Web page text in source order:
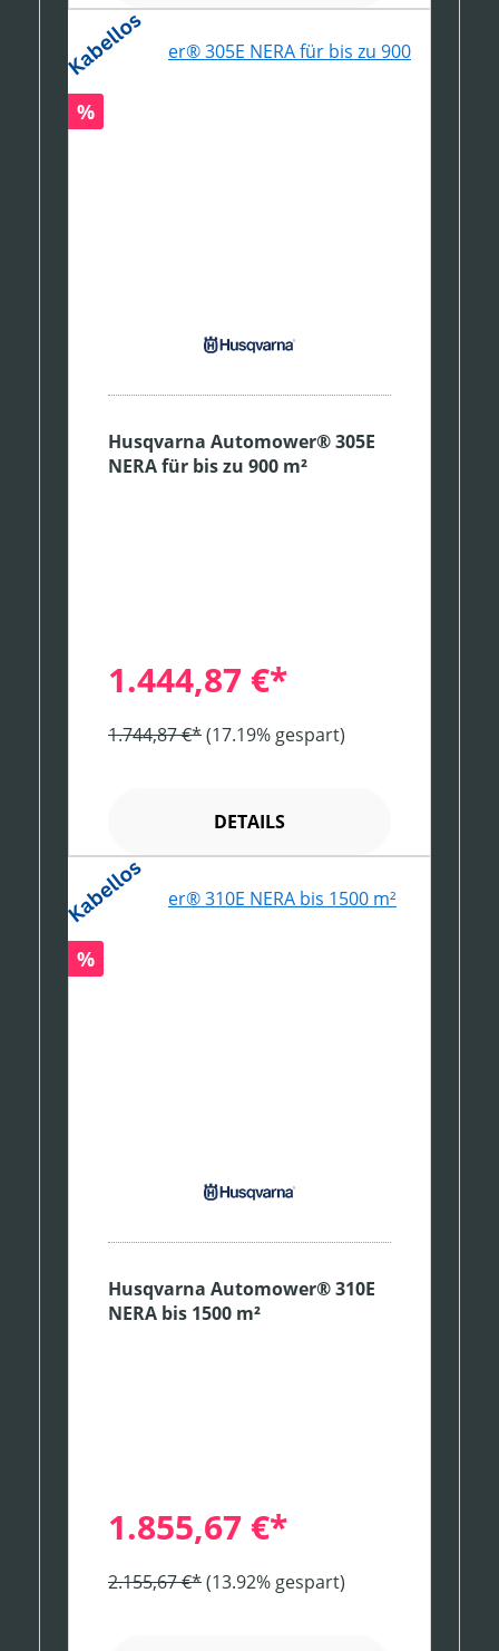
Rabatt
%
Husqvarna Automower® 305E
NERA für bis zu 900 m²
1.444,87 €*
1.744,87 €*(17.19% gespart)
DETAILS
Rabatt
%
Husqvarna Automower® 310E
NERA bis 1500 m²
1.855,67 €*
2.155,67 €*(13.92% gespart)